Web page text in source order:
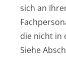
sich an
die nicht in
Siehe